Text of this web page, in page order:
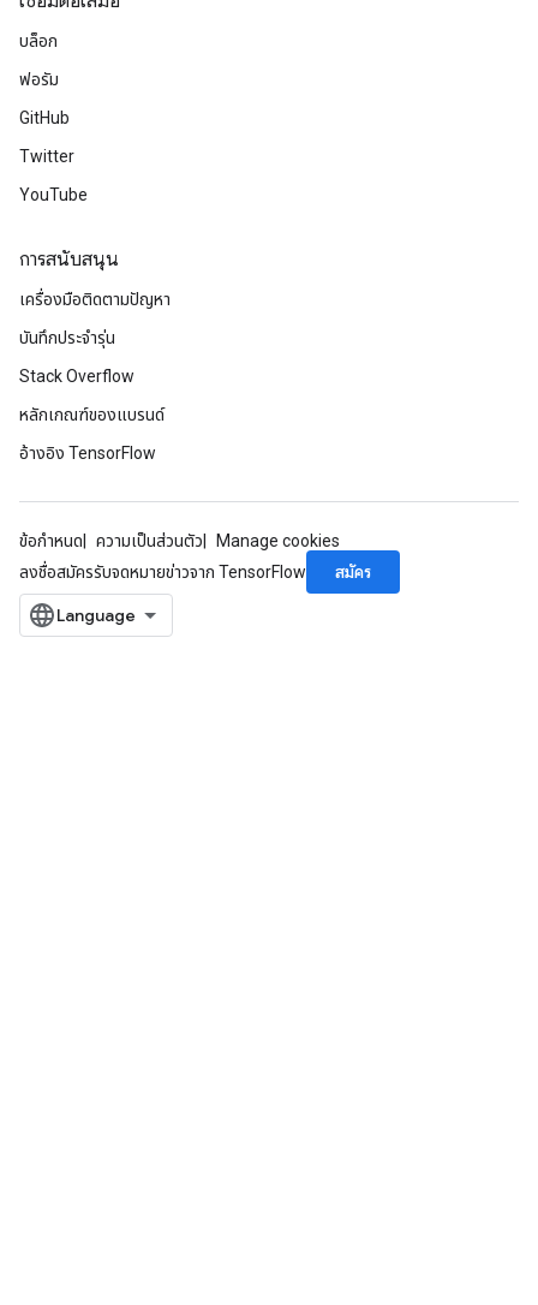
บล็อก
ฟอรัม
GitHub
Twitter
YouTube
การสนับสนุน
เครื่องมือติดตามปัญหา
บันทึกประจำรุ่น
Stack Overflow
หลักเกณฑ์ของแบรนด์
อ้างอิง TensorFlow
ข้อกำหนด ความเป็นส่วนตัว
Manage cookies
ลงชื่อสมัครรับจดหมายข่าวจาก TensorFlow
สมัคร